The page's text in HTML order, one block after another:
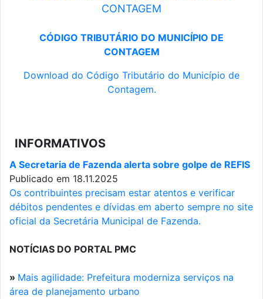
CONTAGEM
CÓDIGO TRIBUTÁRIO DO MUNICÍPIO DE
CONTAGEM
Download do Código Tributário do Município de
Contagem.
INFORMATIVOS
A Secretaria de Fazenda alerta sobre golpe de REFIS
Publicado em 18.11.2025
Os contribuintes precisam estar atentos e verificar
débitos pendentes e dívidas em aberto sempre no site
oficial da Secretária Municipal de Fazenda.
NOTÍCIAS DO PORTAL PMC
» Mais agilidade: Prefeitura moderniza serviços na
área de planejamento urbano